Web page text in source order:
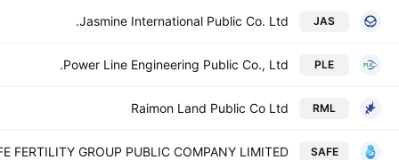
JAS
Jasmine International Public Co. Ltd.
PLE
Power Line Engineering Public Co., Ltd.
RML
Raimon Land Public Co Ltd
SAFE
FERTILITY GROUP PUBLIC COMPANY LIMITED